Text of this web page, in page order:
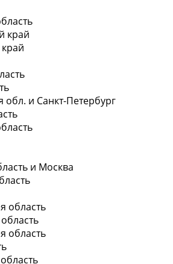
край
обл. и Санкт-Петербург
и Москва
область
область